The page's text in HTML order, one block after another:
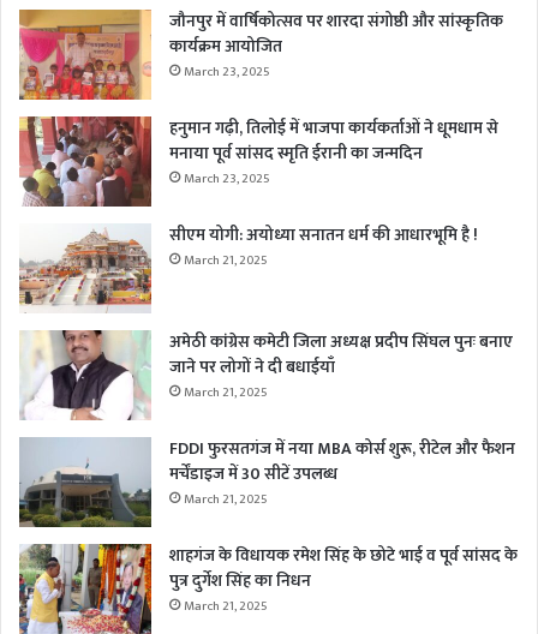
जौनपुर में वार्षिकोत्सव पर शारदा संगोष्ठी और सांस्कृतिक
कार्यक्रम आयोजित
March 23, 2025
हनुमान गढ़ी, तिलोई में भाजपा कार्यकर्ताओं ने धूमधाम से
मनाया पूर्व सांसद स्मृति ईरानी का जन्मदिन
March 23, 2025
सीएम योगी: अयोध्या सनातन धर्म की आधारभूमि है !
March 21, 2025
अमेठी कांग्रेस कमेटी जिला अध्यक्ष प्रदीप सिंघल पुनः बनाए
जाने पर लोगों ने दी बधाईयाँ
March 21, 2025
FDDI फुरसतगंज में नया MBA कोर्स शुरू, रीटेल और फैशन
मर्चेंडाइज में 30 सीटें उपलब्ध
March 21, 2025
शाहगंज के विधायक रमेश सिंह के छोटे भाई व पूर्व सांसद के
पुत्र दुर्गेश सिंह का निधन
March 21, 2025